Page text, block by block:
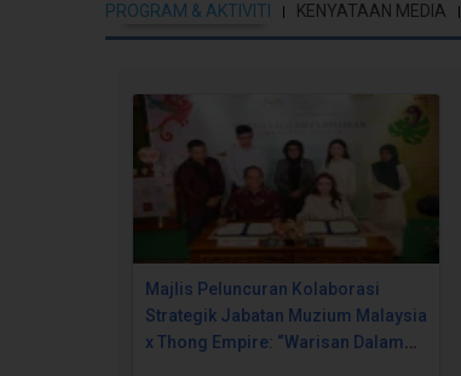
PROGRAM & AKTIVITI KENYATAAN MEDIA
Majlis Peluncuran Kolaborasi
Strategik Jabatan Muzium Malaysia
x Thong Empire: “Warisan Dalam